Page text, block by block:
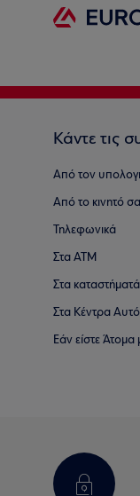
Κάντε τις
Από τον
Από το κινητό
Τηλεφωνικά
Στα ΑΤΜ
Στα
Στα Κέντρα
Εάν είστε